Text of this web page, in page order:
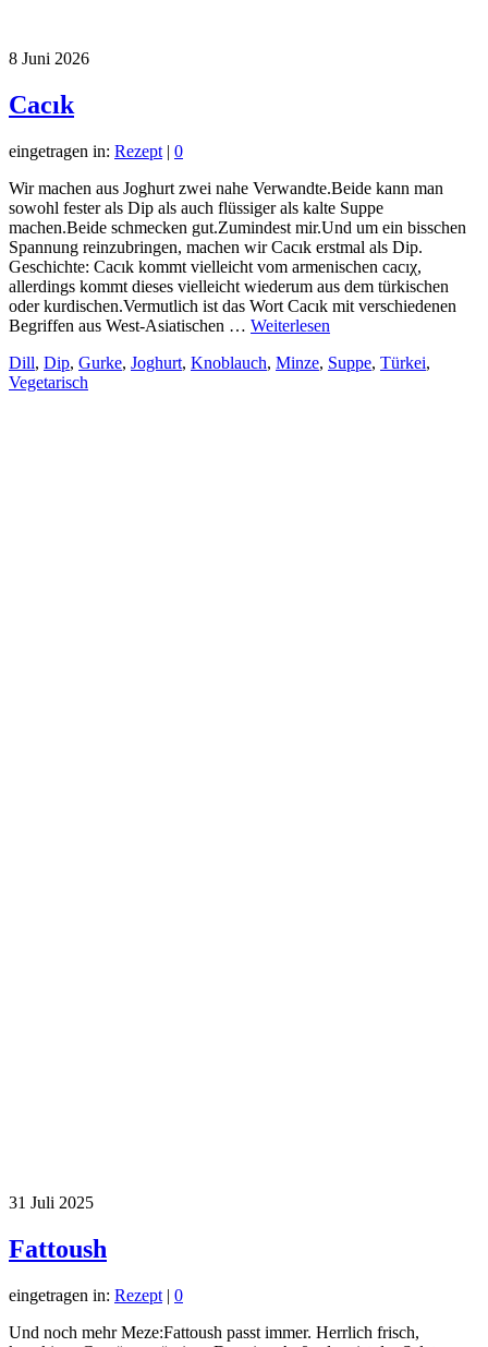
8 Juni 2026
Cacık
eingetragen in: Rezept | 0
Wir machen aus Joghurt zwei nahe Verwandte.Beide kann man
sowohl fester als Dip als auch flüssiger als kalte Suppe
machen.Beide schmecken gut.Zumindest mir.Und um ein bisschen
Spannung reinzubringen, machen wir Cacık erstmal als Dip.
Geschichte: Cacık kommt vielleicht vom armenischen cacıχ,
allerdings kommt dieses vielleicht wiederum aus dem türkischen
oder kurdischen.Vermutlich ist das Wort Cacık mit verschiedenen
Begriffen aus West-Asiatischen … Weiterlesen
Dill, Dip, Gurke, Joghurt, Knoblauch, Minze, Suppe, Türkei,
Vegetarisch
31 Juli 2025
Fattoush
eingetragen in: Rezept | 0
Und noch mehr Meze:Fattoush passt immer. Herrlich frisch,